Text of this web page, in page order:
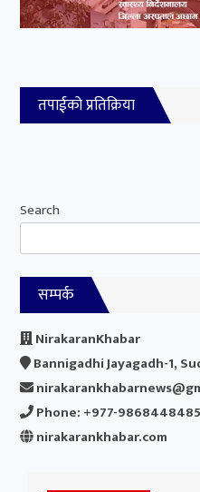
तपाईको प्रतिक्रिया
Search
सम्पर्क
NirakaranKhabar
Bannigadhi Jayagadh-1,
Phone: +977-9868448485
nirakarankhabar.com